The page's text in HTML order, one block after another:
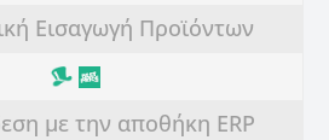
Εισαγωγή Προϊόντων
με την αποθήκη ERP